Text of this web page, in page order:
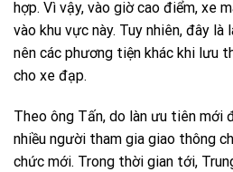
hợp. Vì vậy, vào giờ cao điểm, xe
vào khu vực này. Tuy nhiên, đây
nên các phương tiện khác khi lưu
cho xe đạp.
Theo ông Tấn, do làn ưu tiên mới
nhiều người tham gia giao thông
chức mới. Trong thời gian tới,